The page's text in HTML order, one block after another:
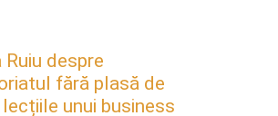
despre
fără plasă de
unui business